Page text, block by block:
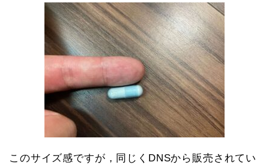
このサイズ感ですが，同じくDNSから販売されてい